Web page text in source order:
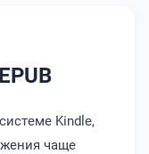
Kindle,
чаще